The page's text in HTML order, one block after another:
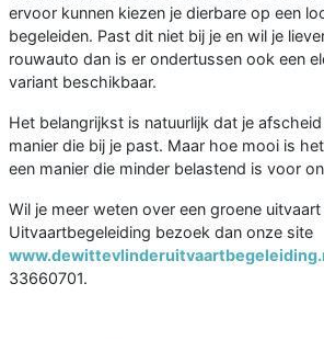
ervoor kunnen kiezen je dierbare op een
begeleiden. Past dit niet bij je en wil je
rouwauto dan is er ondertussen ook een
variant beschikbaar.
Het belangrijkst is natuurlijk dat je
manier die bij je past. Maar hoe mooi is
een manier die minder belastend is voor
Wil je meer weten over een groene
Uitvaartbegeleiding bezoek dan onze site
33660701.